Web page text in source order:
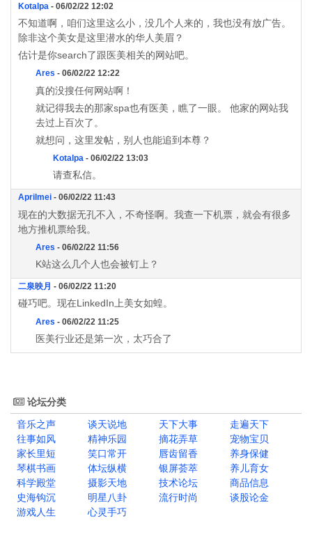
Kotalpa - 06/02/22 12:02
不知道啊，咱们这里这么小，没几个人来的，我也没有放广告。
除非这个美女是这里潜水的华人美眉？
估计是你search了跟医美相关的网站吧。
Ares - 06/02/22 12:22
真的没搜任何网站啊！
就记得我去的那家spa也有医美，瞧了一眼。 他家的网站我
去过上百次了。
就想问，这里发帖，别人也能追到本尊？
Kotalpa - 06/02/22 13:03
请查私信。
Aprilmei - 06/02/22 11:43
现在的大数据无孔不入，不奇怪啊。我查一下机票，就会有很多
地方推机票给我。
Ares - 06/02/22 11:56
K站这么几个人也会被钉上？
二泉映月 - 06/02/22 11:20
碰巧吧。现在LinkedIn上美女如蝗。
Ares - 06/02/22 11:25
医美行业还是第一次，太巧合了
论坛分类
音乐之声
谈天说地 天下大事
走遍天下
往事如风
精神乐园 摘花弄草
宠物宝贝
家长里短
笑口常开 唇齿留香
养身保健
琴棋书画
体坛纵横 银屏荟萃
养儿育女
科学殿堂
摄影天地 技术论坛
商品信息
史海钩沉
明星八卦 流行时尚
谈股论金
游戏人生
心灵手巧